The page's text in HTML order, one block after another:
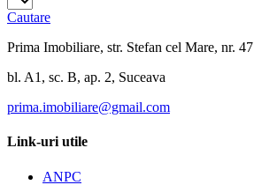
Cautare
Prima Imobiliare, str. Stefan cel Mare, nr. 47
bl. A1, sc. B, ap. 2, Suceava
prima.imobiliare@gmail.com
Link-uri utile
ANPC